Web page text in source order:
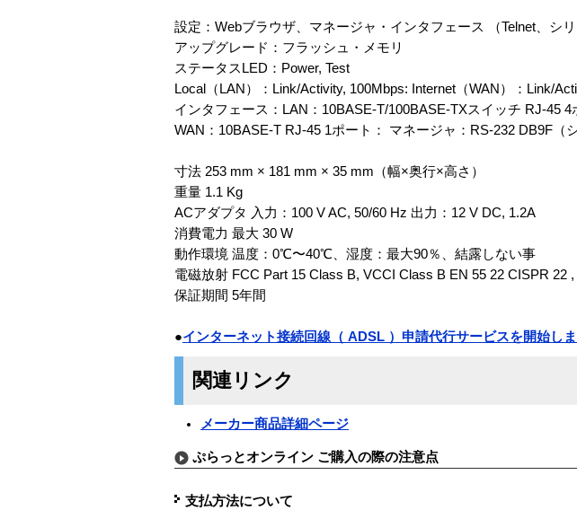
設定：Webブラウザ、マネージャ・インタフェース （Telnet、シリ
アップグレード：フラッシュ・メモリ
ステータスLED：Power, Test
Local（LAN）：Link/Activity, 100Mbps: Internet（WAN）：Link/
インタフェース：LAN：10BASE-T/100BASE-TXスイッチ RJ-45 4
WAN：10BASE-T RJ-45 1ポート： マネージャ：RS-232 DB9F（
寸法 253 mm × 181 mm × 35 mm（幅×奥行×高さ）
重量 1.1 Kg
ACアダプタ 入力：100 V AC, 50/60 Hz 出力：12 V DC, 1.2A
消費電力 最大 30 W
動作環境 温度：0℃〜40℃、湿度：最大90％、結露しない事
電磁放射 FCC Part 15 Class B, VCCI Class B EN 55 22 CISPR 22
保証期間 5年間
●インターネット接続回線（ ADSL ）申請代行サービスを開始しま
関連リンク
メーカー商品詳細ページ
ぷらっとオンライン ご購入の際の注意点
支払方法について